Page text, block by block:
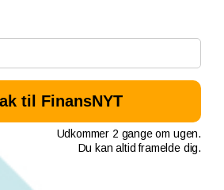
Udkommer 2 gange om ugen.
Du kan altid framelde dig.